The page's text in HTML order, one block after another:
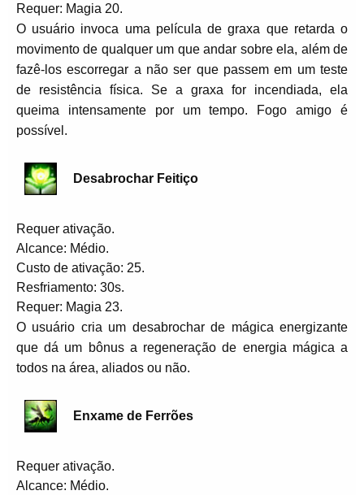
Requer: Magia 20.
O usuário invoca uma película de graxa que retarda o
movimento de qualquer um que andar sobre ela, além de
fazê-los escorregar a não ser que passem em um teste
de resistência física. Se a graxa for incendiada, ela
queima intensamente por um tempo. Fogo amigo é
possível.
Desabrochar Feitiço
Requer ativação.
Alcance: Médio.
Custo de ativação: 25.
Resfriamento: 30s.
Requer: Magia 23.
O usuário cria um desabrochar de mágica energizante
que dá um bônus a regeneração de energia mágica a
todos na área, aliados ou não.
Enxame de Ferrões
Requer ativação.
Alcance: Médio.